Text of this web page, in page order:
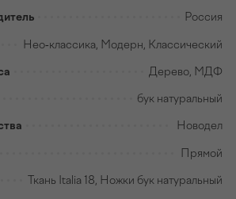
Россия
Нео-классика, Модерн, Классический
Дерево, МДФ
бук натуральный
Новодел
Прямой
Ткань Italia 18, Ножки бук натуральный